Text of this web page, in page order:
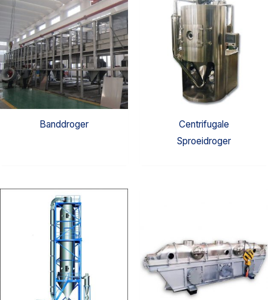
Banddroger
Centrifugale
Sproeidroger